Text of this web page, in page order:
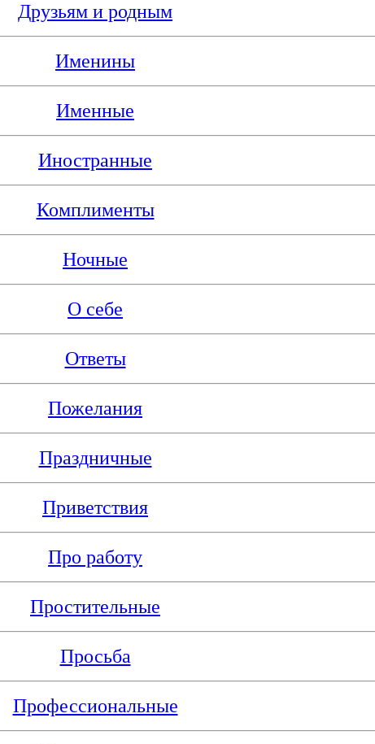
Друзьям и родным
Именины
Именные
Иностранные
Комплименты
Ночные
О себе
Ответы
Пожелания
Праздничные
Приветствия
Про работу
Простительные
Просьба
Профессиональные